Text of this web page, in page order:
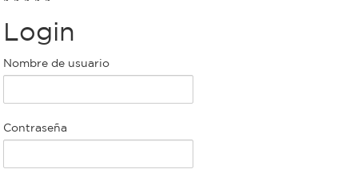
Bromatología
Rentas
Municipal
Personal
municipal
Login
Nombre de usuario
Contraseña